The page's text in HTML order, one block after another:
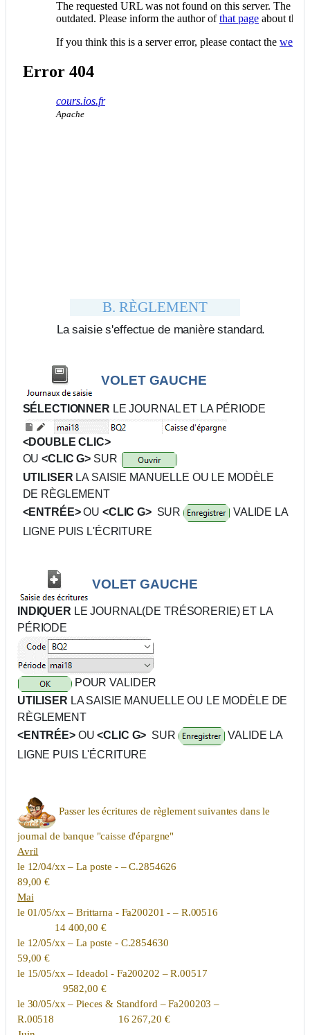
B. RÈGLEMENT
La saisie s'effectue de manière standard.
VOLET GAUCHE
SÉLECTIONNER LE JOURNAL ET LA PÉRIODE
<DOUBLE CLIC>
OU<CLIC G> SUR
UTILISER LA SAISIE MANUELLE OU LE MODÈLE
DE RÈGLEMENT
<ENTRÉE>OU <CLIC G>SUR
VALIDE LA
LIGNE PUIS L'ÉCRITURE
VOLET GAUCHE
INDIQUER LE JOURNAL(DE TRÉSORERIE) ET LA
PÉRIODE
POUR VALIDER
UTILISER LA SAISIE MANUELLE OU LE MODÈLE DE
RÈGLEMENT
<ENTRÉE>OU<CLIC G> SUR
VALIDE LA
LIGNE PUIS L'ÉCRITURE
Passer les écritures de règlement suivantes dans le
journal de banque "caisse d'épargne"
Avril
le 12/04/xx – La poste - – C.2854626
89,00 €
Mai
le 01/05/xx – Brittarna - Fa200201 - – R.00516
14 400,00 €
le 12/05/xx – La poste - C.2854630
59,00 €
le 15/05/xx – Ideadol - Fa200202 – R.00517
9582,00 €
le 30/05/xx – Pieces & Standford – Fa200203 –
R.00518 16 267,20 €